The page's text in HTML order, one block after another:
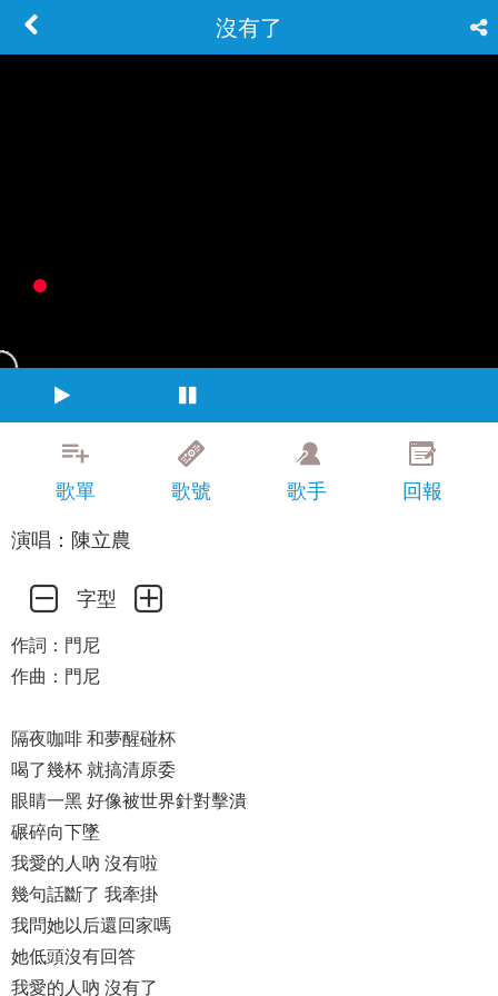
沒有了
歌單 歌號 歌手
回報
演唱：陳立農
字型
作詞：門尼
作曲：門尼
隔夜咖啡 和夢醒碰杯
喝了幾杯 就搞清原委
眼睛一黑 好像被世界針對擊潰
碾碎向下墜
我愛的人吶 沒有啦
幾句話斷了 我牽掛
我問她以后還回家嗎
她低頭沒有回答
我愛的人吶 沒有了